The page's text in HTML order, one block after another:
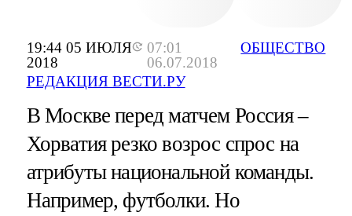
19:44 05 ИЮЛЯ
2018
07:01
06.07.2018
РЕДАКЦИЯ ВЕСТИ.РУ
ОБЩЕСТВО
В Москве перед матчем Россия –
Хорватия резко возрос спрос на
атрибуты национальной команды.
Например, футболки. Но